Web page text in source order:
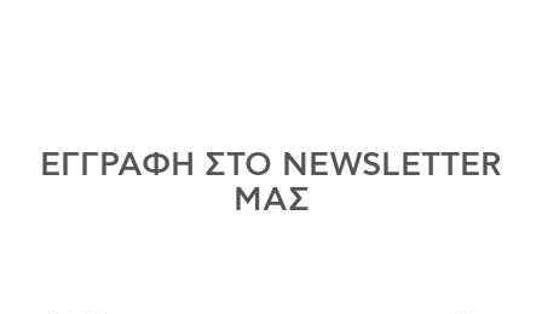
ΕΓΓΡΑΦΗ ΣΤΟ NEWSLETTER
ΜΑΣ